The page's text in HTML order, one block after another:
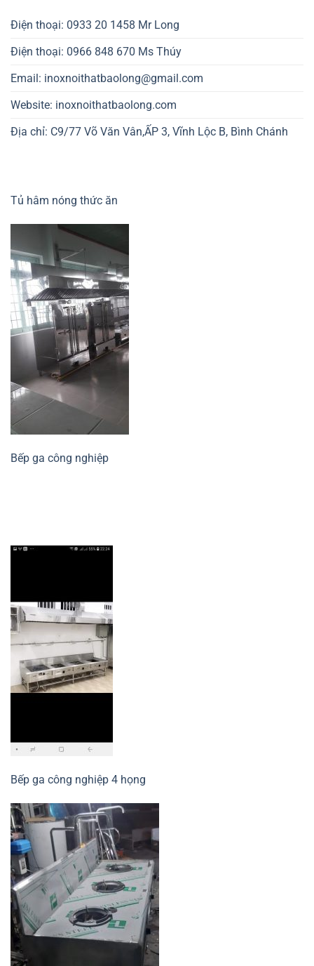
Điện thoại: 0933 20 1458 Mr Long
Điện thoại: 0966 848 670 Ms Thúy
Email: inoxnoithatbaolong@gmail.com
Website: inoxnoithatbaolong.com
Địa chỉ: C9/77 Võ Văn Vân,ẤP 3, Vĩnh Lộc B, Bình Chánh
Tủ hâm nóng thức ăn
Bếp ga công nghiệp
Bếp ga công nghiệp 4 họng